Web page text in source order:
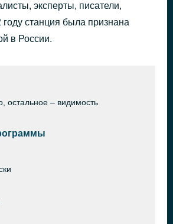
эксперты, писатели,
году станция была признана
в России.
остальное – видимость